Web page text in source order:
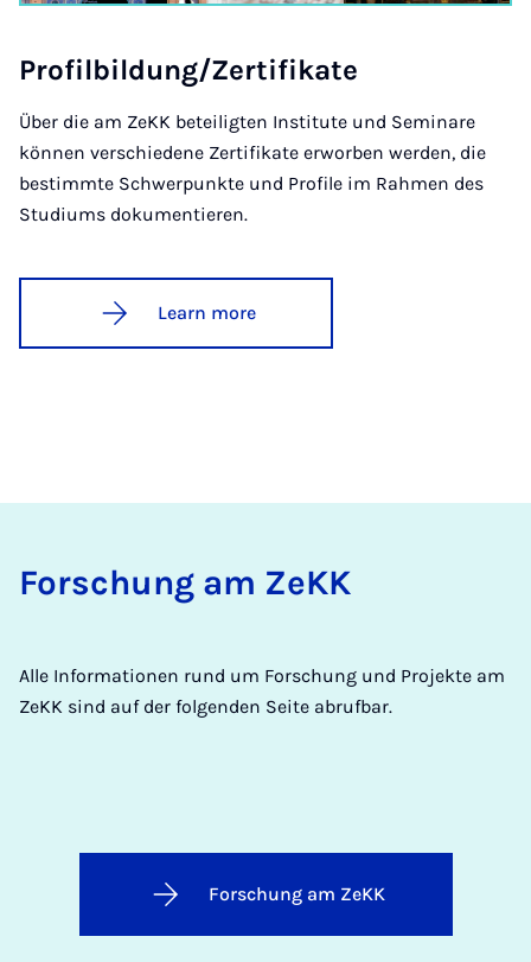
Pro­fil­b­ildung/Zer­ti­fikate
Über die am ZeKK beteiligten Institute und Seminare
können verschiedene Zertifikate erworben werden, die
bestimmte Schwerpunkte und Profile im Rahmen des
Studiums dokumentieren.
Learn more
Forschung am ZeKK
Alle Informationen rund um Forschung und Projekte am
ZeKK sind auf der folgenden Seite abrufbar.
Forschung am ZeKK